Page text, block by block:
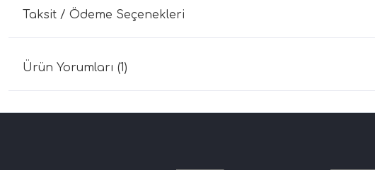
Taksit / Ödeme Seçenekleri
Ürün Yorumları (1)